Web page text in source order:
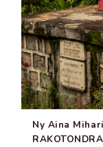
Ny Aina